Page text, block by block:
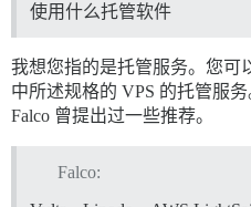
使用什么托管软件
我想您指的是托管服务。您可
中所述规格的 VPS 的托管服务
Falco 曾提出过一些推荐。
Falco: